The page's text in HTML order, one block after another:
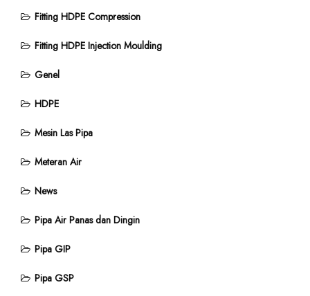
Fitting HDPE Compression
Fitting HDPE Injection Moulding
Genel
HDPE
Mesin Las Pipa
Meteran Air
News
Pipa Air Panas dan Dingin
Pipa GIP
Pipa GSP